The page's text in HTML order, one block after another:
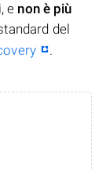
e non è più
del
.